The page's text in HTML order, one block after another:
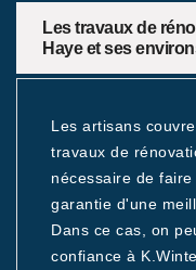
Les travaux de
Haye et ses
Les artisans
travaux de
nécessaire de
garantie d'une
Dans ce cas, on
confiance à